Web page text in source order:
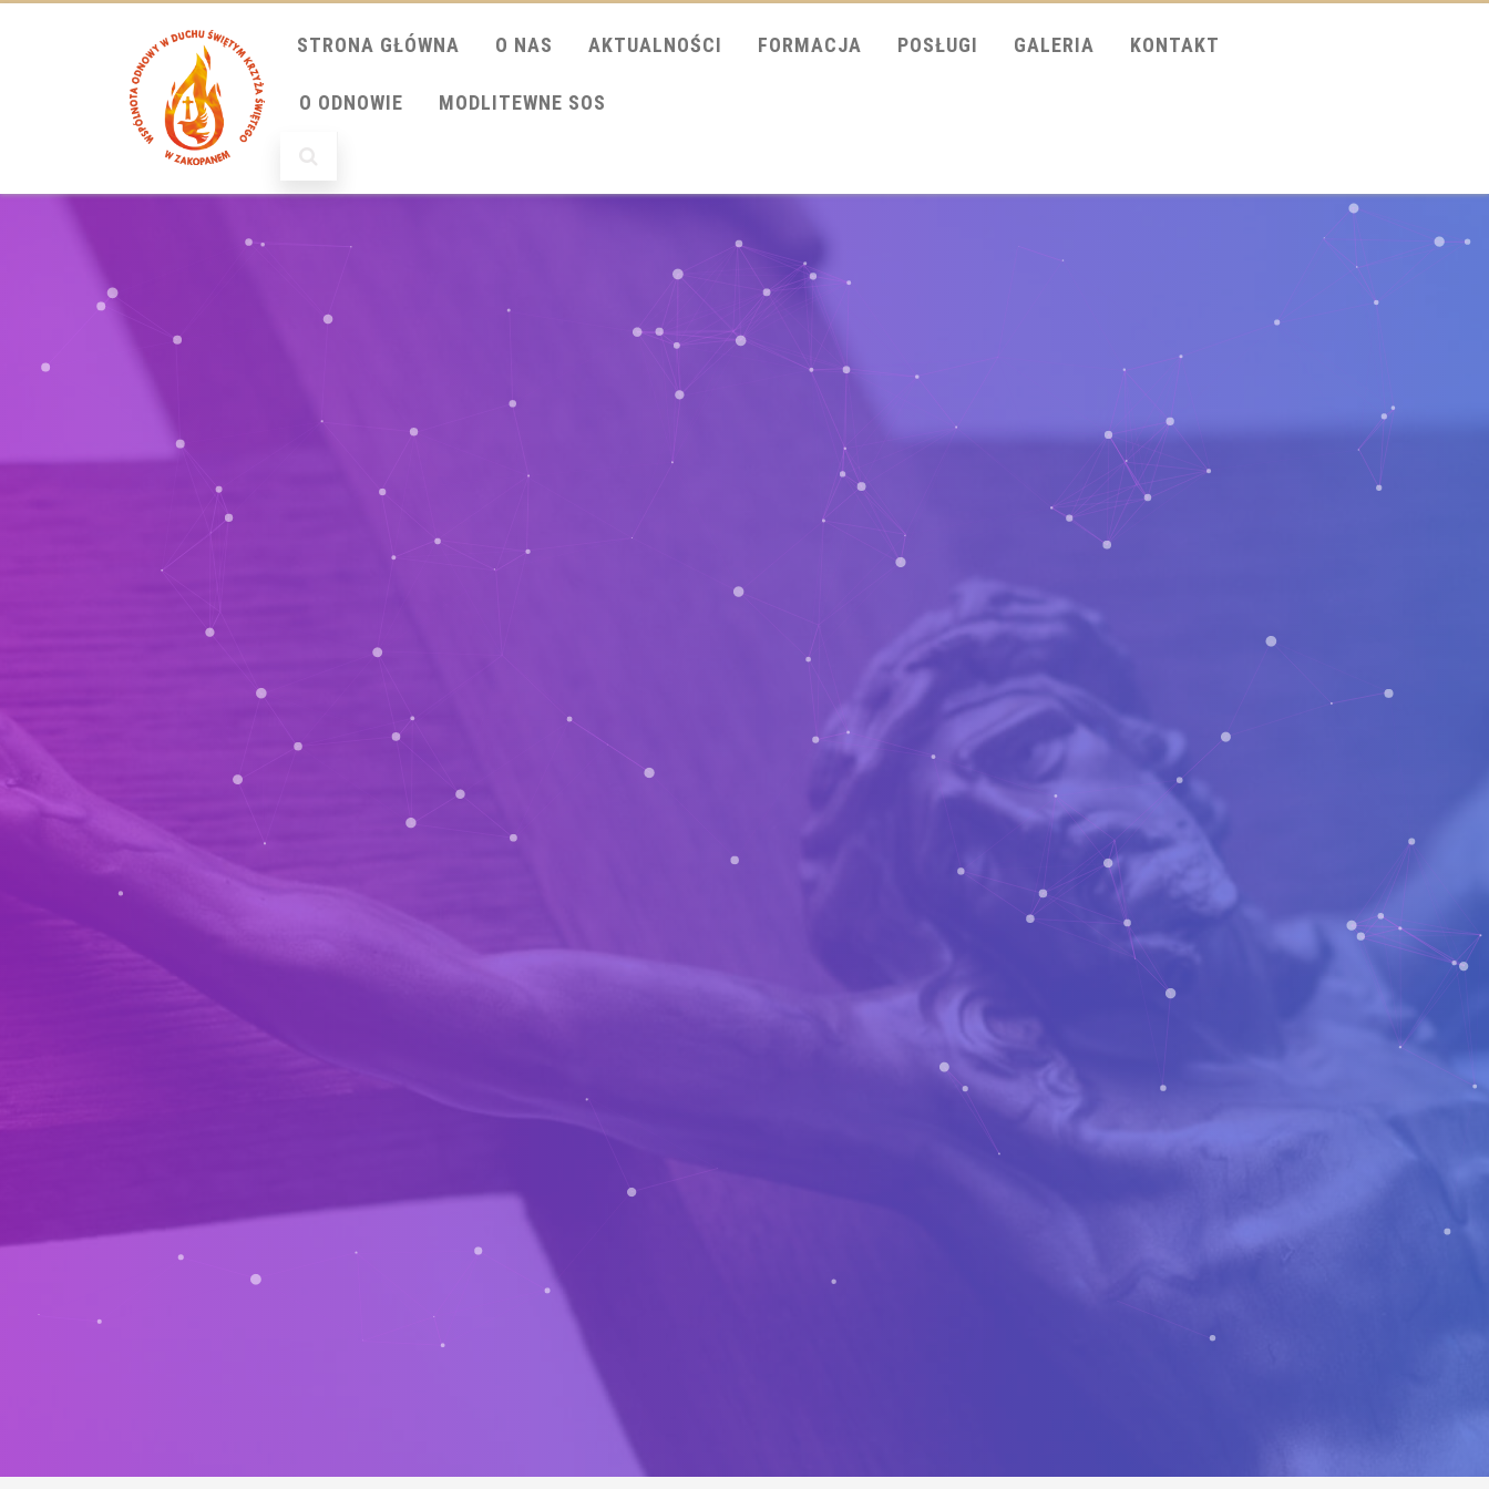
STRONA GŁÓWNA O NAS AKTUALNOŚCI FORMACJA POSŁUGI GALERIA KONTAKT
O ODNOWIE MODLITEWNE SOS